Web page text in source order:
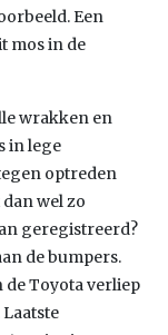
Een
mos in de
wrakken en
in lege
optreden
wel zo
geregistreerd?
de bumpers.
de Toyota verliep
Laatste